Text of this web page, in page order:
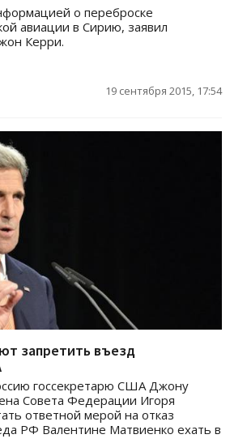
о переброске
авиации в Сирию, заявил
Керри.
19 сентября 2015, 17:54
запретить въезд
госсекретарю США Джону
Совета Федерации Игоря
ответной мерой на отказ
РФ Валентине Матвиенко ехать в